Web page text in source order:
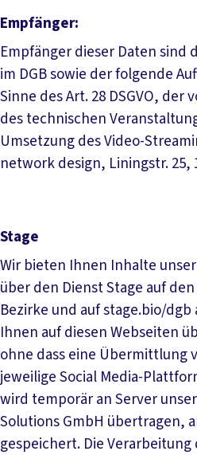
Empfänger:
Empfänger dieser Daten sind
im DGB sowie der folgende
Sinne des Art. 28 DSGVO, der
des technischen
Umsetzung des Video-
network design, Liningstr. 25,
Stage
Wir bieten Ihnen Inhalte
über den Dienst Stage auf
Bezirke und auf stage.bio/
Ihnen auf diesen Webseiten
ohne dass eine Übermittlung
jeweilige Social Media-
wird temporär an Server
Solutions GmbH übertragen,
gespeichert. Die Verarbeitung